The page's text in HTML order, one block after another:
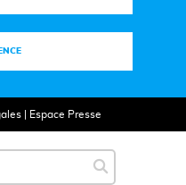
| Espace Presse